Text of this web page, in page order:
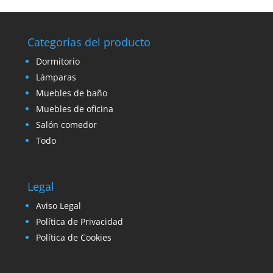
Categorías del producto
Dormitorio
Lámparas
Muebles de baño
Muebles de oficina
Salón comedor
Todo
Legal
Aviso Legal
Política de Privacidad
Política de Cookies